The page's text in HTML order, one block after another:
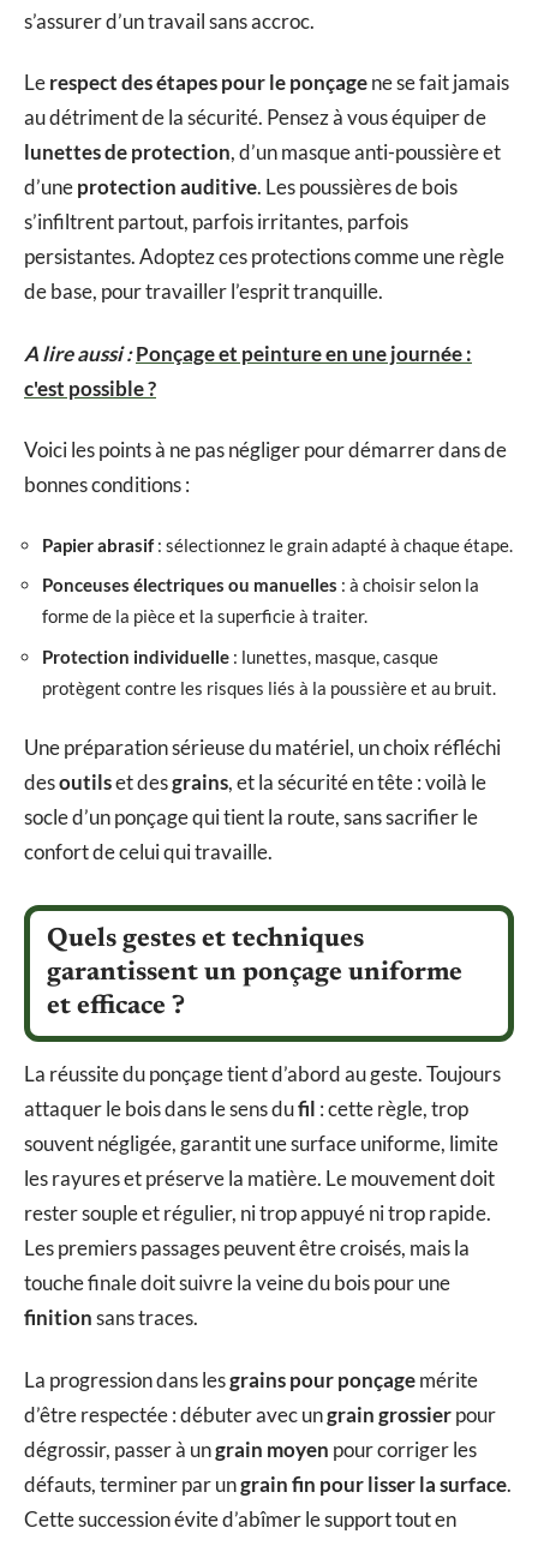
s’assurer d’un travail sans accroc.
Lerespect des étapes pour le ponçagene se fait jamais
au détriment de la sécurité. Pensez à vous équiper de
lunettes de protection, d’un masque anti-poussière et
d’uneprotection auditive. Les poussières de bois
s’infiltrent partout, parfois irritantes, parfois
persistantes. Adoptez ces protections comme une règle
de base, pour travailler l’esprit tranquille.
A lire aussi :Ponçage et peinture en une journée :
c'est possible ?
Voici les points à ne pas négliger pour démarrer dans de
bonnes conditions :
Papier abrasif: sélectionnez le grain adapté à chaque étape.
Ponceuses électriques ou manuelles : à choisir selon la
forme de la pièce et la superficie à traiter.
Protection individuelle : lunettes, masque, casque
protègent contre les risques liés à la poussière et au bruit.
Une préparation sérieuse du matériel, un choix réfléchi
desoutilset desgrains, et la sécurité en tête : voilà le
socle d’un ponçage qui tient la route, sans sacrifier le
confort de celui qui travaille.
Quels gestes et techniques
garantissent un ponçage uniforme
et efficace ?
La réussite du ponçage tient d’abord au geste. Toujours
attaquer le bois dans le sens dufil : cette règle, trop
souvent négligée, garantit une surface uniforme, limite
les rayures et préserve la matière. Le mouvement doit
rester souple et régulier, ni trop appuyé ni trop rapide.
Les premiers passages peuvent être croisés, mais la
touche finale doit suivre la veine du bois pour une
finitionsans traces.
La progression dans lesgrains pour ponçagemérite
d’être respectée : débuter avec ungrain grossierpour
dégrossir, passer à ungrain moyen pour corriger les
défauts, terminer par ungrain fin pour lisser la surface.
Cette succession évite d’abîmer le support tout en